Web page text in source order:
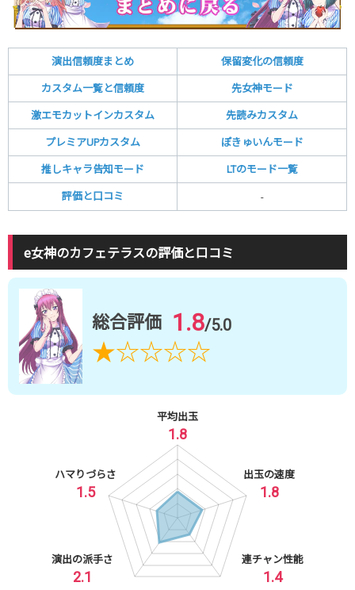
演出信頼度まとめ 保留変化の信頼度
カスタム一覧と信頼度 先女神モード
激エモカットインカスタム 先読みカスタム
プレミアUPカスタム ぽきゅいんモード
推しキャラ告知モード LTのモード一覧
評価と口コミ -
e女神のカフェテラスの評価と口コミ
総合評価 1.8/5.0
★☆☆☆☆
1.8
平均出玉
1.8
出玉の速度
1.4
連チャン性能
2.1
演出の派手さ
1.5
ハマりづらさ